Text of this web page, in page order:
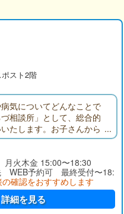
スト2階
気についてどんなことで
相談所」として、総合的
たします。お子さんから
所」に、気になる症状、
いらしてください。
火木金 15:00〜18:30
WEB予約可 最終受付〜18:
確認をおすすめします
詳細を見る